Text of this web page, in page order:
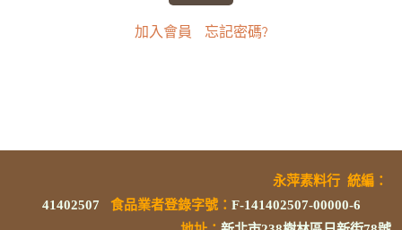
加入會員 忘記密碼?
永萍素料行 統編 ：
41402507
食品業者登錄字號： F-141402507-00000-6